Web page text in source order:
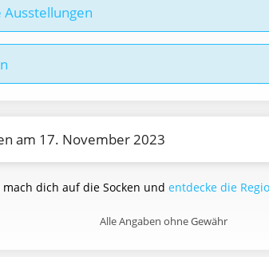
Ausstellungen
am 17. November 2023
mach dich auf die Socken und entdecke die
Alle Angaben ohne Gewähr